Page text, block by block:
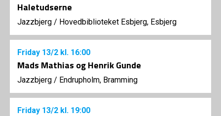
Haletudserne
Jazzbjerg / Hovedbiblioteket Esbjerg, Esbjerg
Friday 13/2 kl. 16:00
Mads Mathias og Henrik Gunde
Jazzbjerg / Endrupholm, Bramming
Friday 13/2 kl. 19:00